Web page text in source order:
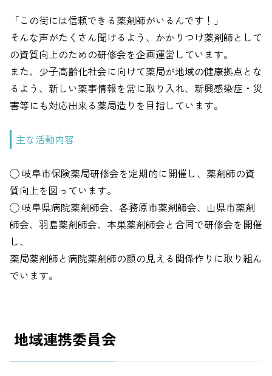
「この街には信頼できる薬剤師がいるんです！」
そんな声がたくさん聞けるよう、かかりつけ薬剤師として
の資質向上のための研修会を企画運営しています。
また、少子高齢化社会に向けて薬局が地域の健康拠点とな
るよう、新しい薬事情報を常に取り入れ、新興感染症・災
害等にも対応出来る薬局造りを目指しています。
主な活動内容
◯ 岐阜市保険薬局研修会を定期的に開催し、薬剤師の資
質向上を図っています。
◯ 岐阜県病院薬剤師会、各務原市薬剤師会、山県市薬剤
師会、羽島薬剤師会、本巣薬剤師会と合同で研修会を開催
し、
薬局薬剤師と病院薬剤師の顔の見える関係作りに取り組ん
でいます。
地域連携委員会